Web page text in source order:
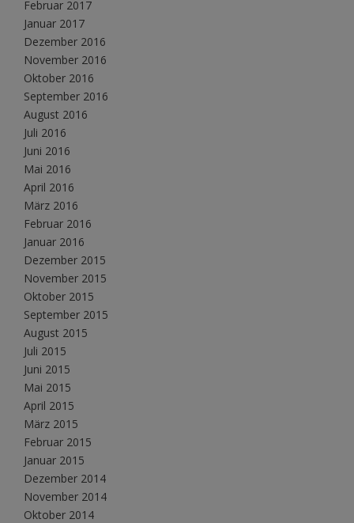
Februar 2017
Januar 2017
Dezember 2016
November 2016
Oktober 2016
September 2016
August 2016
Juli 2016
Juni 2016
Mai 2016
April 2016
März 2016
Februar 2016
Januar 2016
Dezember 2015
November 2015
Oktober 2015
September 2015
August 2015
Juli 2015
Juni 2015
Mai 2015
April 2015
März 2015
Februar 2015
Januar 2015
Dezember 2014
November 2014
Oktober 2014